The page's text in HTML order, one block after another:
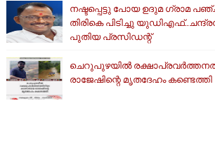
നഷ്ടപ്പെട്ടു പോയ ഉദുമ ഗ്രാമ
തിരികെ പിടിച്ചു
പുതിയ പ്രസിഡന്റ്
ചെറുപുഴയിൽ
രാജേഷിന്റെ മൃതദേഹം കണ്ടെത്തി